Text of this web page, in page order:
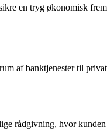
en tryg økonomisk
af banktjenester til
rådgivning, hvor